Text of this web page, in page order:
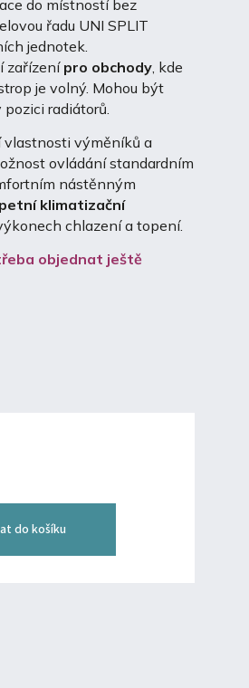
do místností bez
řadu UNI SPLIT
jednotek.
zařízení pro obchody, kde
je volný. Mohou být
radiátorů.
vlastnosti výměníků a
ovládání standardním
nástěnným
klimatizační
chlazení a topení.
objednat ještě
do košíku